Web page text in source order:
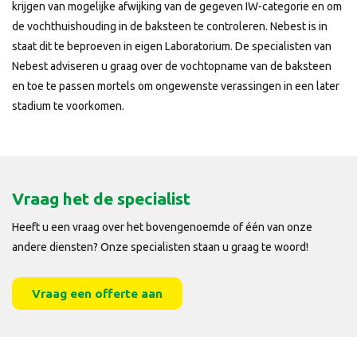
krijgen van mogelijke afwijking van de gegeven IW-categorie en om
de vochthuishouding in de baksteen te controleren. Nebest is in
staat dit te beproeven in eigen Laboratorium. De specialisten van
Nebest adviseren u graag over de vochtopname van de baksteen
en toe te passen mortels om ongewenste verassingen in een later
stadium te voorkomen.
Vraag het de specialist
Heeft u een vraag over het bovengenoemde of één van onze
andere diensten? Onze specialisten staan u graag te woord!
Vraag een offerte aan